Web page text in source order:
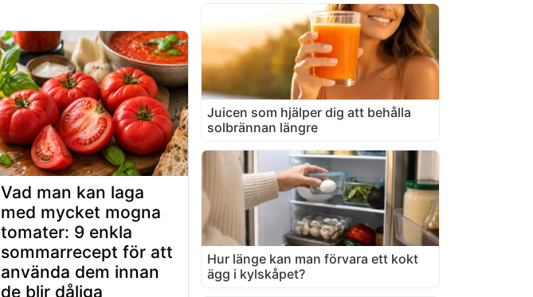
Vad man kan laga
med mycket mogna
tomater: 9 enkla
sommarrecept för att
använda dem innan
de blir dåliga
Juicen som hjälper dig att behålla
solbrännan längre
Hur länge kan man förvara ett kokt
ägg i kylskåpet?